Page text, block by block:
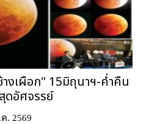
งเผือก" 15มิถุนาฯ-ค่ำคืน
ดอัศจรรย์
. 2569